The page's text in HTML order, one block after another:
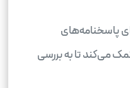
پاسخنامه‌های
می‌کند تا به بررسی